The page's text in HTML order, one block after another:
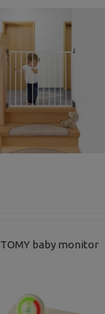
TOMY baby monitor